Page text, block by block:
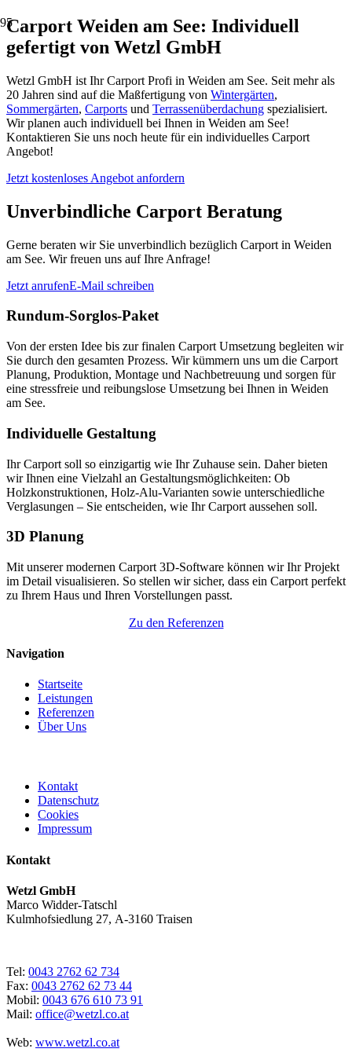
Carport Weiden am See: Individuell
gefertigt von Wetzl GmbH
Wetzl GmbH ist Ihr Carport Profi in Weiden am See. Seit mehr als
20 Jahren sind auf die Maßfertigung von Wintergärten,
Sommergärten, Carports und Terrassenüberdachung spezialisiert.
Wir planen auch individuell bei Ihnen in Weiden am See!
Kontaktieren Sie uns noch heute für ein individuelles Carport
Angebot!
Jetzt kostenloses Angebot anfordern
Unverbindliche Carport Beratung
Gerne beraten wir Sie unverbindlich bezüglich Carport in Weiden
am See. Wir freuen uns auf Ihre Anfrage!
Jetzt anrufenE-Mail schreiben
Rundum-Sorglos-Paket
Von der ersten Idee bis zur finalen Carport Umsetzung begleiten wir
Sie durch den gesamten Prozess. Wir kümmern uns um die Carport
Planung, Produktion, Montage und Nachbetreuung und sorgen für
eine stressfreie und reibungslose Umsetzung bei Ihnen in Weiden
am See.
Individuelle Gestaltung
Ihr Carport soll so einzigartig wie Ihr Zuhause sein. Daher bieten
wir Ihnen eine Vielzahl an Gestaltungsmöglichkeiten: Ob
Holzkonstruktionen, Holz-Alu-Varianten sowie unterschiedliche
Verglasungen – Sie entscheiden, wie Ihr Carport aussehen soll.
3D Planung
Mit unserer modernen Carport 3D-Software können wir Ihr Projekt
im Detail visualisieren. So stellen wir sicher, dass ein Carport perfekt
zu Ihrem Haus und Ihren Vorstellungen passt.
Zu den Referenzen
Navigation
Startseite
Leistungen
Referenzen
Über Uns
Kontakt
Datenschutz
Cookies
Impressum
Kontakt
Wetzl GmbH
Marco Widder-Tatschl
Kulmhofsiedlung 27, A-3160 Traisen
Tel: 0043 2762 62 734
Fax: 0043 2762 62 73 44
Mobil: 0043 676 610 73 91
Mail: office@wetzl.co.at
Web: www.wetzl.co.at